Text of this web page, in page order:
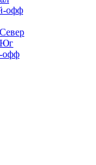
офф
Юг
офф